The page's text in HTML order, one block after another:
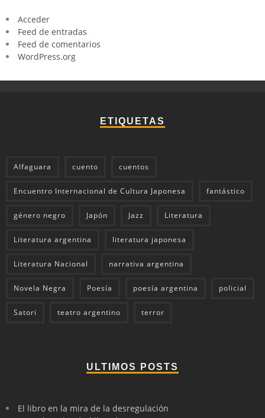
Acceder
Feed de entradas
Feed de comentarios
WordPress.org
ETIQUETAS
Alfaguara cuento cuentos
Encuentro Internacional de Cultura Japonesa fantástico
género negro Japón Jazz Literatura
Literatura argentina literatura japonesa
Literatura Nacional narrativa argentina
Novela Negra Poesía poesía argentina policial
Satori teatro argentino terror
ULTIMOS POSTS
El libro en la mira de la desregulación